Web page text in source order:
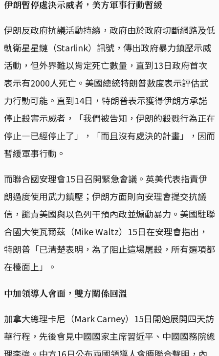
伊朗暫停處決示威者，美方軍事行動暫緩
伊朗反政府抗議活動持續，政府由於政府切斷網路及低
軌衛星星鏈（Starlink）訊號，傳出政府暴力鎮壓示威
活動，但外界難以肯定死亡數量，直到13日政府首次
表示有2000人死亡。美國總統特朗普數度表示評估武
力行動可能。直到14日，特朗普表示獲得伊朗方承諾
停止殺害示威者，「我們被告知，伊朗的殺戮行為正在
停止—已經停止了」，「而且沒有處決的計畫」，因而
暫緩軍事行動。
而聯合國安理會15日召開緊急會議。英美代表指責伊
朗過度使用武力鎮壓；伊朗方面則向安理會提交抗議
信，譴責美國與以色列干預內政並煽動暴力。美國駐聯
合國大使瓦爾茲（Mike Waltz）15日在安理會指出，
特朗普「已清楚表明，為了阻止這場屠殺，所有選項都
在檯面上」。
中加領導人會面，雙方關係回溫
加拿大總理卡尼（Mark Carney）15日開始展開四天訪
華行程，先後會見中國國家主席習近平、中國國務院總